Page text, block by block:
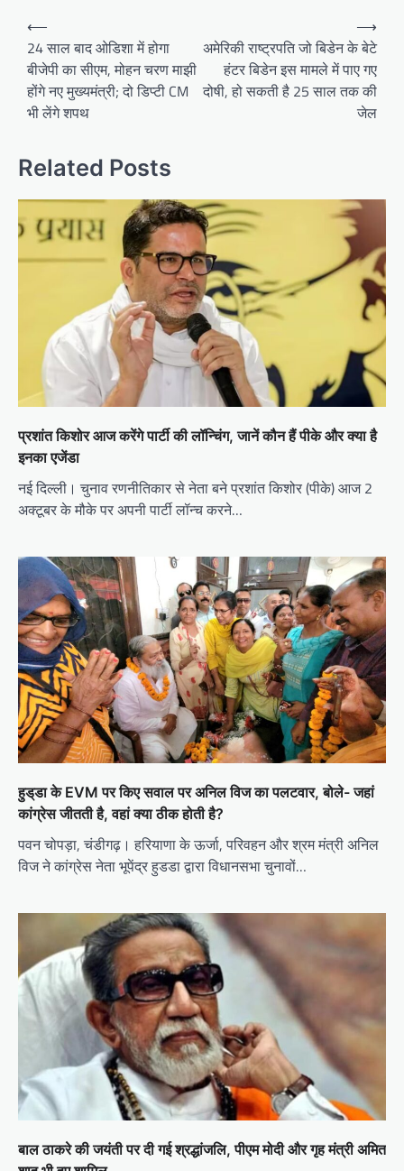
Post
navigation
⟵
24 साल बाद ओडिशा में होगा
बीजेपी का सीएम, मोहन चरण माझी
होंगे नए मुख्यमंत्री; दो डिप्टी CM
भी लेंगे शपथ
अमेरिकी राष्ट्रपति जो बिडेन के बेटे
हंटर बिडेन इस मामले में पाए गए
दोषी, हो सकती है 25 साल तक की
जेल
⟶
Related Posts
प्रशांत किशोर आज करेंगे पार्टी की लॉन्चिंग, जानें कौन हैं पीके और क्या है
इनका एजेंडा
नई दिल्ली। चुनाव रणनीतिकार से नेता बने प्रशांत किशोर (पीके) आज 2
अक्टूबर के मौके पर अपनी पार्टी लॉन्च करने…
हुड्‌डा के EVM पर किए सवाल पर अनिल विज का पलटवार, बोले- जहां
कांग्रेस जीतती है, वहां क्या ठीक होती है?
पवन चोपड़ा, चंडीगढ़। हरियाणा के ऊर्जा, परिवहन और श्रम मंत्री अनिल
विज ने कांग्रेस नेता भूपेंद्र हुडडा द्वारा विधानसभा चुनावों…
बाल ठाकरे की जयंती पर दी गई श्रद्धांजलि, पीएम मोदी और गृह मंत्री अमित